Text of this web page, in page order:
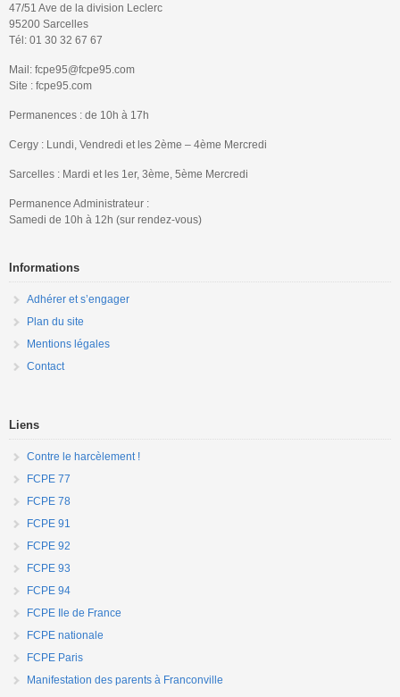
47/51 Ave de la division Leclerc
95200 Sarcelles
Tél: 01 30 32 67 67
Mail: fcpe95@fcpe95.com
Site : fcpe95.com
Permanences : de 10h à 17h
Cergy : Lundi, Vendredi et les 2ème – 4ème Mercredi
Sarcelles : Mardi et les 1er, 3ème, 5ème Mercredi
Permanence Administrateur :
Samedi de 10h à 12h (sur rendez-vous)
Informations
Adhérer et s’engager
Plan du site
Mentions légales
Contact
Liens
Contre le harcèlement !
FCPE 77
FCPE 78
FCPE 91
FCPE 92
FCPE 93
FCPE 94
FCPE Ile de France
FCPE nationale
FCPE Paris
Manifestation des parents à Franconville